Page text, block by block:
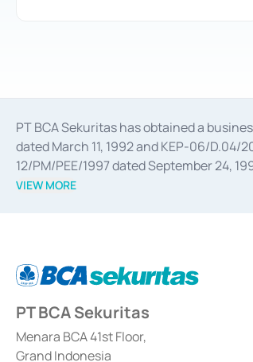
PT BCA Sekuritas has obtained a
dated March 11, 1992 and KEP-06/
12/PM/PEE/1997 dated September 24,
divestments, and joint ventures based
Settlement of Commercial Paper
VIEW MORE
PT BCA Sekuritas
Menara BCA 41st Floor,
Grand Indonesia